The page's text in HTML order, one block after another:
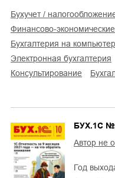
бухучет /
финансово-
бухгалтерия на
электронная бухгалтерия
консультирование
БУХ.1С
Автор не
Год